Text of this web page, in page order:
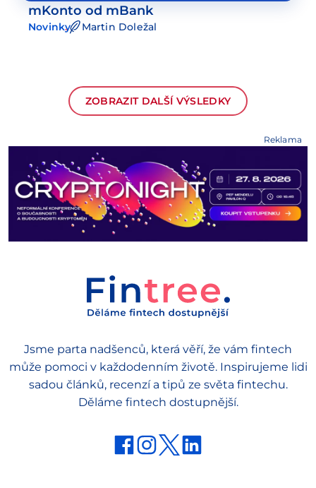
mKonto od mBank
Novinky Martin Doležal
ZOBRAZIT DALŠÍ VÝSLEDKY
Reklama
Jsme parta nadšenců, která věří, že vám fintech
může pomoci v každodenním životě. Inspirujeme lidi
sadou článků, recenzí a tipů ze světa fintechu.
Děláme fintech dostupnější.